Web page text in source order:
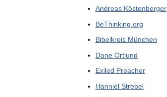
Andreas Köstenberger
BeThinking.org
Bibelkreis München
Dane Ortlund
Exiled Preacher
Hanniel Strebel